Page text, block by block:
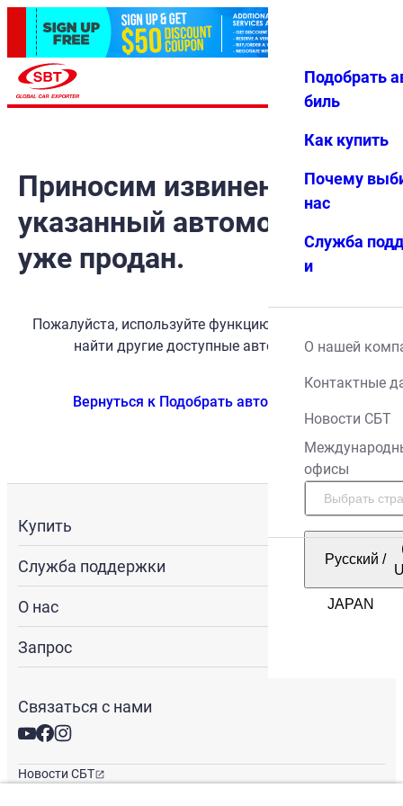
Избранн
Меню
Подобрать
биль
Как купить
Почему
нас
Служба
и
О нашей
Контактные
Новости СБТ
офисы
Русский /
Приносим извинения, но
указанный автомобиль
уже продан.
Пожалуйста, используйте функцию поиска, чтобы
найти другие доступные автомобили.
Вернуться к Подобрать автомобиль
Купить
Служба поддержки
О нас
Запрос
Связаться с нами
Новости СБТ